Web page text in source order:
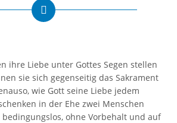
ihre Liebe unter Gottes Segen stellen
sie sich gegenseitig das Sakrament
wie Gott seine Liebe jedem
in der Ehe zwei Menschen
ohne Vorbehalt und auf